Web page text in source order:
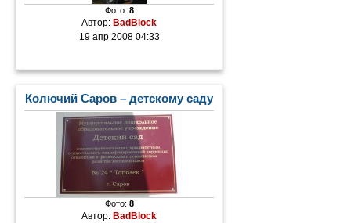
Фото: 8
Автор: BadBlock
19 апр 2008 04:33
Колючий Саров – детскому саду
Фото: 8
Автор: BadBlock